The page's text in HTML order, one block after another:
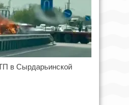
в Сырдарьинской